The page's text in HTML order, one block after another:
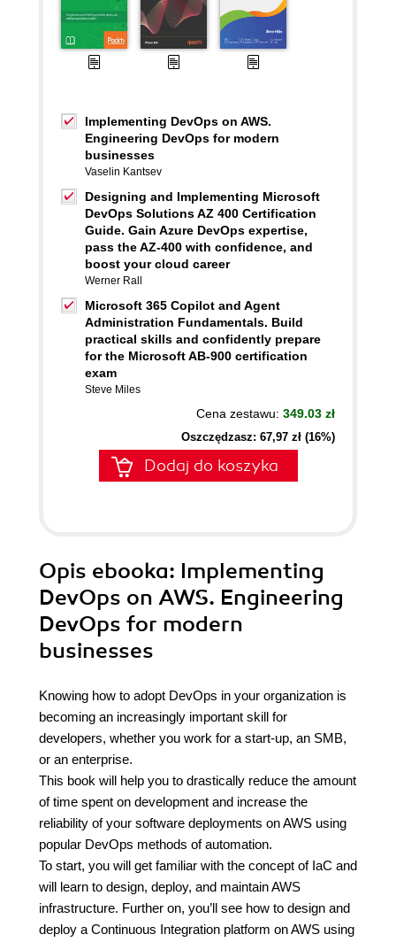
Implementing DevOps on AWS.
Engineering DevOps for modern
businesses
Vaselin Kantsev
Designing and Implementing Microsoft
DevOps Solutions AZ 400 Certification
Guide. Gain Azure DevOps expertise,
pass the AZ-400 with confidence, and
boost your cloud career
Werner Rall
Microsoft 365 Copilot and Agent
Administration Fundamentals. Build
practical skills and confidently prepare
for the Microsoft AB-900 certification
exam
Steve Miles
Cena zestawu: 349.03 zł
Oszczędzasz: 67,97 zł (16%)
Dodaj do koszyka
Opis ebooka: Implementing
DevOps on AWS. Engineering
DevOps for modern
businesses
Knowing how to adopt DevOps in your organization is
becoming an increasingly important skill for
developers, whether you work for a start-up, an SMB,
or an enterprise.
This book will help you to drastically reduce the amount
of time spent on development and increase the
reliability of your software deployments on AWS using
popular DevOps methods of automation.
To start, you will get familiar with the concept of IaC and
will learn to design, deploy, and maintain AWS
infrastructure. Further on, you’ll see how to design and
deploy a Continuous Integration platform on AWS using